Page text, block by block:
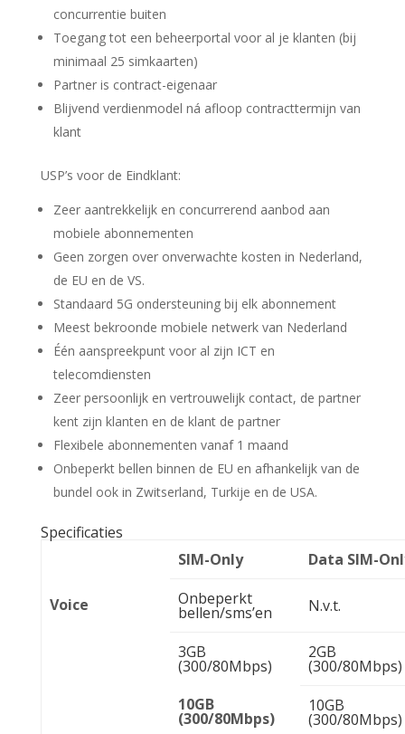
concurrentie buiten
Toegang tot een beheerportal voor al je klanten (bij
minimaal 25 simkaarten)
Partner is contract-eigenaar
Blijvend verdienmodel ná afloop contracttermijn van
klant
USP’s voor de Eindklant:
Zeer aantrekkelijk en concurrerend aanbod aan
mobiele abonnementen
Geen zorgen over onverwachte kosten in Nederland,
de EU en de VS.
Standaard 5G ondersteuning bij elk abonnement
Meest bekroonde mobiele netwerk van Nederland
Één aanspreekpunt voor al zijn ICT en
telecomdiensten
Zeer persoonlijk en vertrouwelijk contact, de partner
kent zijn klanten en de klant de partner
Flexibele abonnementen vanaf 1 maand
Onbeperkt bellen binnen de EU en afhankelijk van de
bundel ook in Zwitserland, Turkije en de USA.
Specificaties
SIM-Only
Data SIM-
Voice Onbeperkt
bellen/sms’en N.v.t.
3GB
(300/80Mbps)
2GB
(300/80Mbps)
10GB
(300/80Mbps)
10GB
(300/80Mbps)